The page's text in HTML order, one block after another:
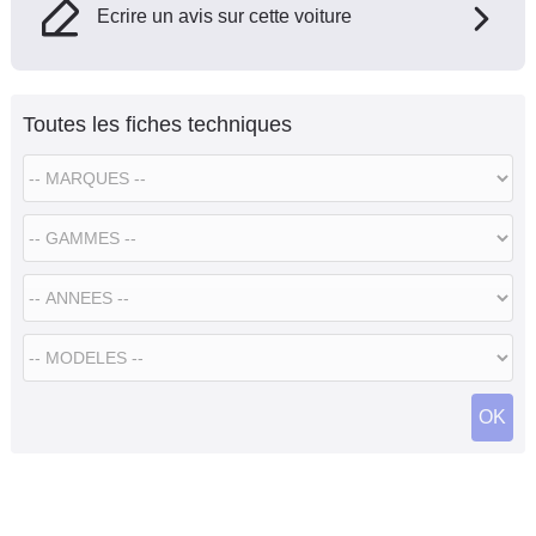
Ecrire un avis sur cette voiture
Toutes les fiches techniques